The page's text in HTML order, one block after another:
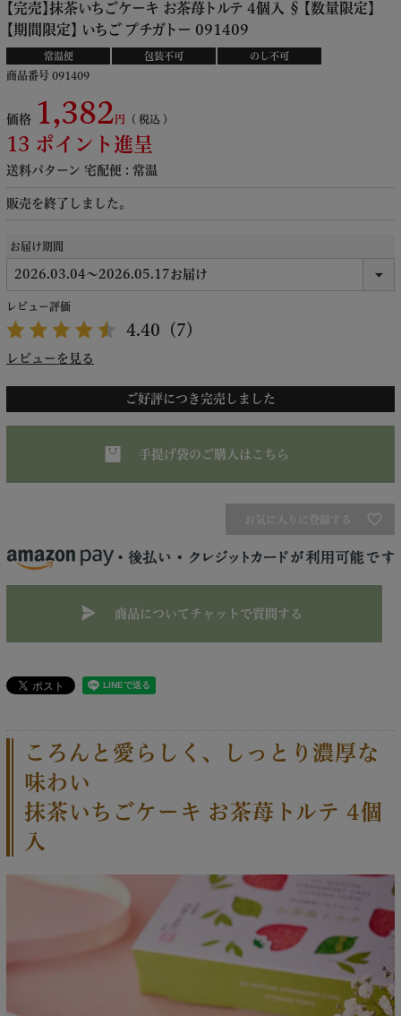
【完売】抹茶いちごケーキ お茶苺トルテ 4個入 § 【数量限定】
【期間限定】 いちご プチガトー 091409
常温便 包装不可 のし不可
商品番号 091409
価格 1,382 税込
13 ポイント進呈
送料パターン 宅配便 : 常温
販売を終了しました。
お届け期間
レビュー評価
4.40 （7）
レビューを見る
ご好評につき完売しました
手提げ袋のご購入はこちら
お気に入りに登録する
商品についてチャットで質問する
ころんと愛らしく、しっとり濃厚な
味わい
抹茶いちごケーキ お茶苺トルテ 4個
入